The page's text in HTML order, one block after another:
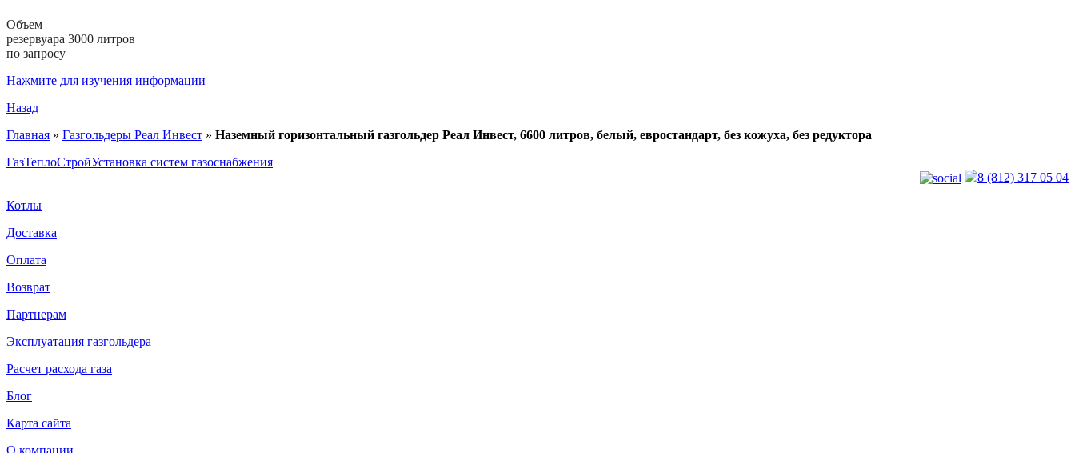
Объем
резервуара 3000 литров
по запросу
Нажмите для изучения информации
Назад
Главная » Газгольдеры Реал Инвест » Наземный горизонтальный газгольдер Реал Инвест, 6600 литров, белый, евростандарт, без кожуха, без редуктора
ГазТеплоСтройУстановка систем газоснабжения
8 (812) 317 05 04
Котлы
Доставка
Оплата
Возврат
Партнерам
Эксплуатация газгольдера
Расчет расхода газа
Блог
Карта сайта
О компании